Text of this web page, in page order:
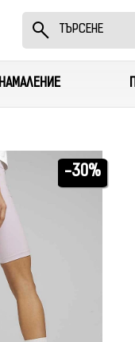
НАМАЛЕНИЕ
-30%